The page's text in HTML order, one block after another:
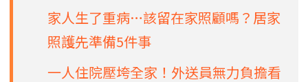
家人生了重病…該留在家照顧嗎？居家
照護先準備5件事
一人住院壓垮全家！外送員無力負擔看